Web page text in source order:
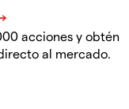
acciones y obtén
al mercado.